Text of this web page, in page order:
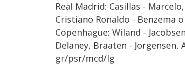
Real Madrid: Casillas -
Cristiano Ronaldo - Benzema
Copenhague: Wiland -
Delaney, Braaten - Jorgensen,
gr/psr/mcd/lg